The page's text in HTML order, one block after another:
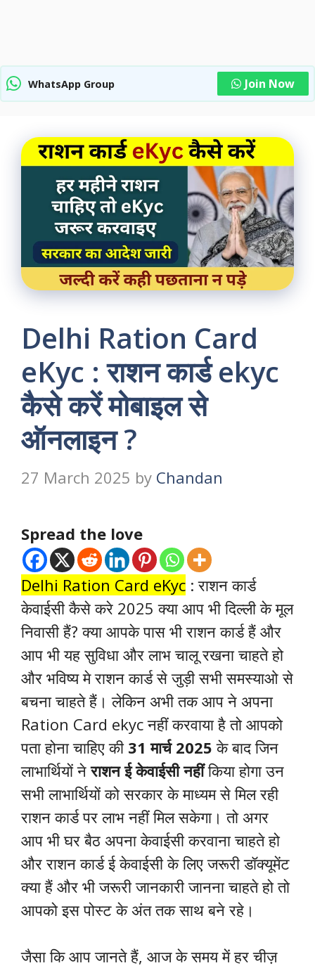
WhatsApp Group Join Now
Delhi Ration Card
eKyc : राशन कार्ड ekyc
कैसे करें मोबाइल से
ऑनलाइन ?
27 March 2025 by Chandan
Spread the love
Delhi Ration Card eKyc : राशन कार्ड
केवाईसी कैसे करे 2025 क्या आप भी दिल्ली के मूल
निवासी हैं? क्या आपके पास भी राशन कार्ड हैं और
आप भी यह सुविधा और लाभ चालू रखना चाहते हो
और भविष्य मे राशन कार्ड से जुड़ी सभी समस्याओ से
बचना चाहते हैं। लेकिन अभी तक आप ने अपना
Ration Card ekyc नहीं करवाया है तो आपको
पता होना चाहिए की 31 मार्च 2025 के बाद जिन
लाभार्थियों नेराशन ई केवाईसी नहींकिया होगा उन
सभी लाभार्थियों को सरकार के माध्यम से मिल रही
राशन कार्ड पर लाभ नहीं मिल सकेगा। तो अगर
आप भी घर बैठ अपना केवाईसी करवाना चाहते हो
और राशन कार्ड ई केवाईसी के लिए जरूरी डॉक्यूमेंट
क्या हैं और भी जरूरी जानकारी जानना चाहते हो तो
आपको इस पोस्ट के अंत तक साथ बने रहे।
जैसा कि आप जानते हैं, आज के समय में हर चीज़